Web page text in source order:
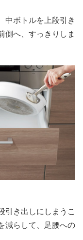
中ボトルを上段引き
側へ、すっきりしま
引き出しにしまうこ
減らして、足腰への